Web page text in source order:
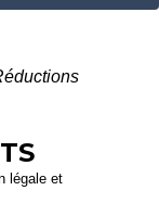
légale et